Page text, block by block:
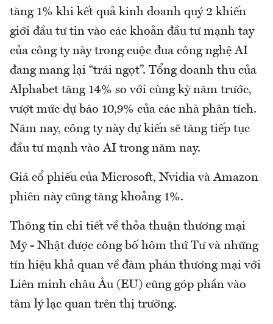
tăng 1% khi kết quả kinh doanh quý 2 khiến
giới đầu tư tin vào các khoản đầu tư mạnh tay
của công ty này trong cuộc đua công nghệ AI
đang mang lại “trái ngọt”. Tổng doanh thu của
Alphabet tăng 14% so với cùng kỳ năm trước,
vượt mức dự báo 10,9% của các nhà phân tích.
Năm nay, công ty này dự kiến sẽ tăng tiếp tục
đầu tư mạnh vào AI trong năm nay.
Giá cổ phiếu của Microsoft, Nvidia và Amazon
phiên này cũng tăng khoảng 1%.
Thông tin chi tiết về thỏa thuận thương mại
Mỹ - Nhật được công bố hôm thứ Tư và những
tín hiệu khả quan về đàm phán thương mại với
Liên minh châu Âu (EU) cũng góp phần vào
tâm lý lạc quan trên thị trường.